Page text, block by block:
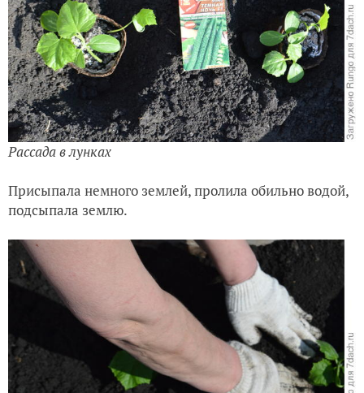
Рассада в лунках
Присыпала немного землей, пролила обильно водой,
подсыпала землю.